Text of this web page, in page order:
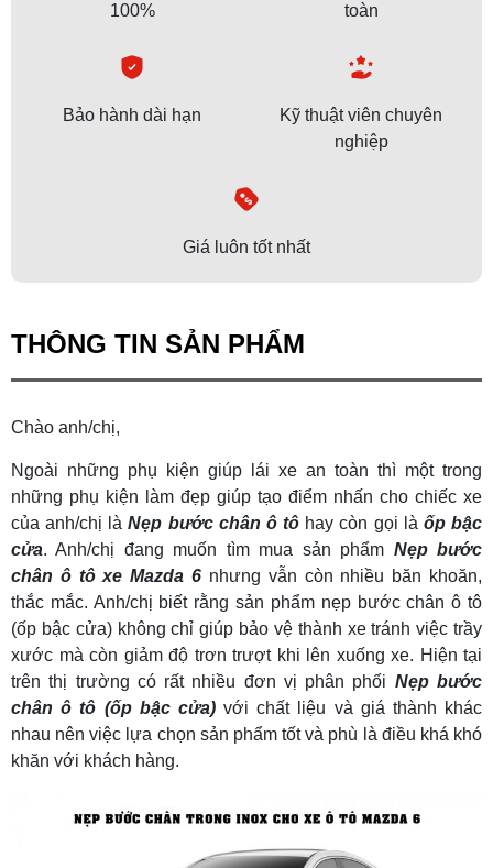
100%
toàn
Bảo hành dài hạn
Kỹ thuật viên chuyên
nghiệp
Giá luôn tốt nhất
THÔNG TIN SẢN PHẨM
Chào anh/chị,
Ngoài những phụ kiện giúp lái xe an toàn thì một trong
những phụ kiện làm đẹp giúp tạo điểm nhấn cho chiếc xe
của anh/chị làNẹp bước chân ô tô hay còn gọi là ốp bậc
cửa. Anh/chị đang muốn tìm mua sản phẩm Nẹp bước
chân ô tô xe Mazda 6 nhưng vẫn còn nhiều băn khoăn,
thắc mắc. Anh/chị biết rằng sản phẩm nẹp bước chân ô tô
(ốp bậc cửa) không chỉ giúp bảo vệ thành xe tránh việc trầy
xước mà còn giảm độ trơn trượt khi lên xuống xe. Hiện tại
trên thị trường có rất nhiều đơn vị phân phối Nẹp bước
chân ô tô (ốp bậc cửa)với chất liệu và giá thành khác
nhau nên việc lựa chọn sản phẩm tốt và phù là điều khá khó
khăn với khách hàng.